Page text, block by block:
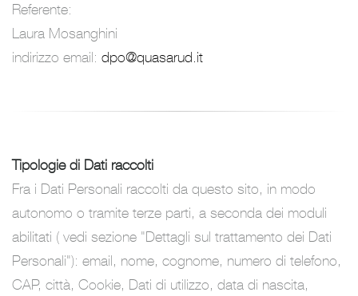
Referente:
Laura Mosanghini
indirizzo email: dpo@quasarud.it
Tipologie di Dati raccolti
Fra i Dati Personali raccolti da questo sito, in modo
autonomo o tramite terze parti, a seconda dei moduli
abilitati ( vedi sezione "Dettagli sul trattamento dei Dati
Personali"): email, nome, cognome, numero di telefono,
CAP, città, Cookie, Dati di utilizzo, data di nascita,